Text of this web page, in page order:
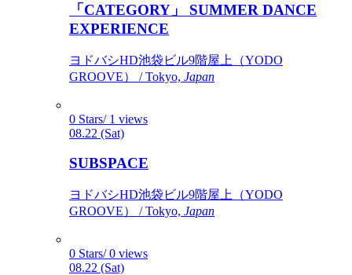
「CATEGORY」 SUMMER DANCE
EXPERIENCE
ヨドバシHD池袋ビル9階屋上（YODO
GROOVE） / Tokyo, Japan
0 Stars/ 1 views
08.22 (Sat)
SUBSPACE
ヨドバシHD池袋ビル9階屋上（YODO
GROOVE） / Tokyo, Japan
0 Stars/ 0 views
08.22 (Sat)